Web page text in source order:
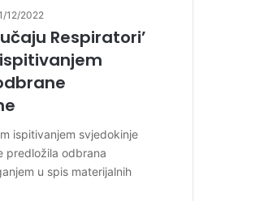
12/2022
Respiratori’
ispitivanjem svjedokinje
predložila odbrana
u spis materijalnih